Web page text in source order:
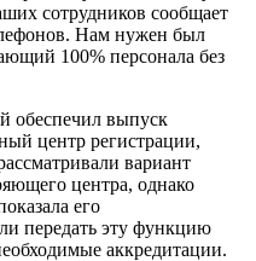
сотрудников сообщает
Нам нужен был
100% персонала без
обеспечил выпуск
центр регистрации,
вариант
центра, однако
его
передать эту функцию
аккредитации.